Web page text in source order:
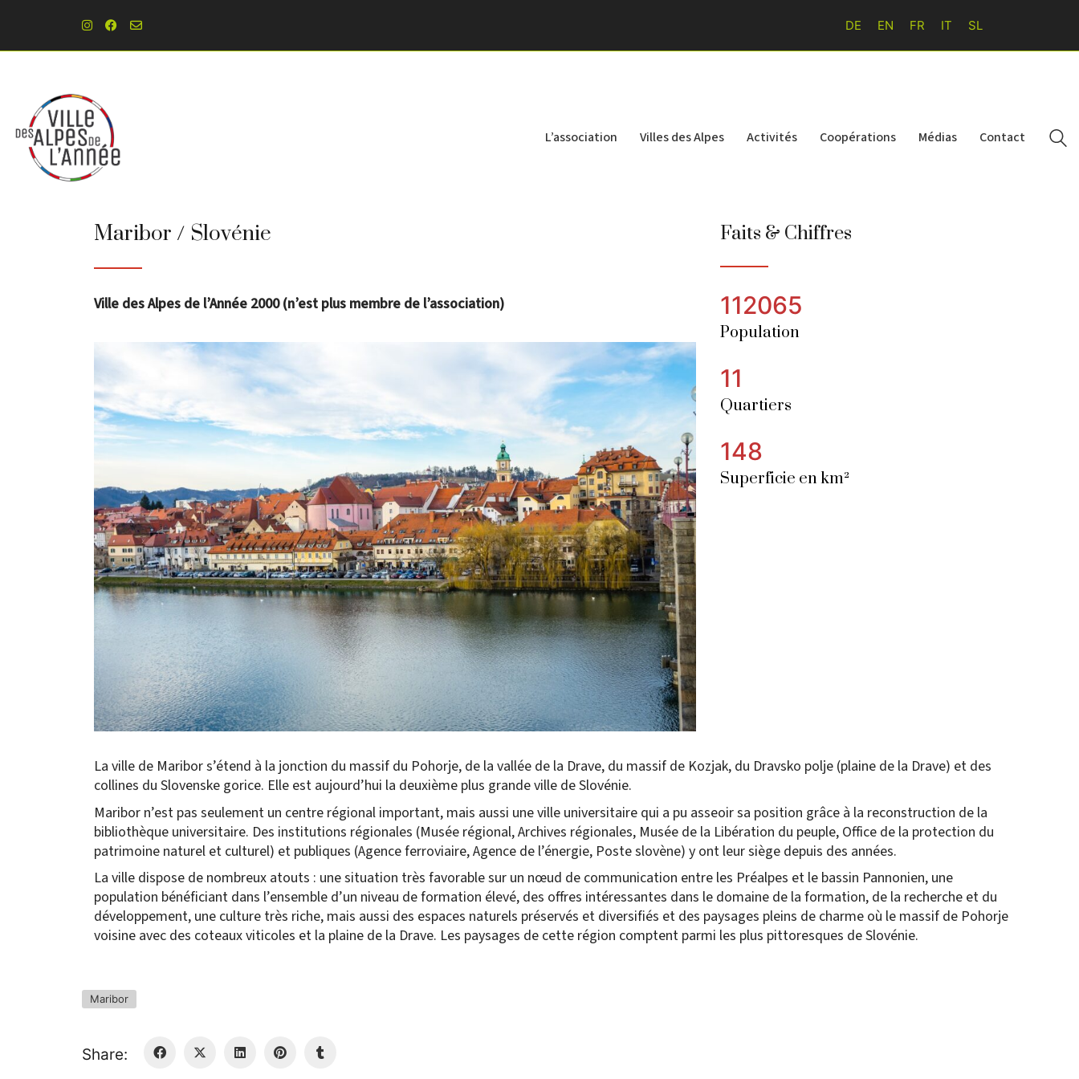
DE EN FR IT SL
L’association Villes des Alpes Activités Coopérations Médias Contact
Maribor / Slovénie
Ville des Alpes de l’Année 2000 (n’est plus membre de l’association)
Maribor
Ville des Alpes de l'Année 2000
Faits & Chiffres
112065
Population
11
Quartiers
148
Superficie en km²
La ville de Maribor s’étend à la jonction du massif du Pohorje, de la vallée de la Drave, du massif de Kozjak, du Dravsko polje (plaine de la Drave) et des
collines du Slovenske gorice. Elle est aujourd’hui la deuxième plus grande ville de Slovénie.
Maribor n’est pas seulement un centre régional important, mais aussi une ville universitaire qui a pu asseoir sa position grâce à la reconstruction de la
bibliothèque universitaire. Des institutions régionales (Musée régional, Archives régionales, Musée de la Libération du peuple, Office de la protection du
patrimoine naturel et culturel) et publiques (Agence ferroviaire, Agence de l’énergie, Poste slovène) y ont leur siège depuis des années.
La ville dispose de nombreux atouts : une situation très favorable sur un nœud de communication entre les Préalpes et le bassin Pannonien, une
population bénéficiant dans l’ensemble d’un niveau de formation élevé, des offres intéressantes dans le domaine de la formation, de la recherche et du
développement, une culture très riche, mais aussi des espaces naturels préservés et diversifiés et des paysages pleins de charme où le massif de Pohorje
voisine avec des coteaux viticoles et la plaine de la Drave. Les paysages de cette région comptent parmi les plus pittoresques de Slovénie.
Maribor
Share: